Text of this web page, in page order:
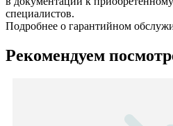
специалистов.
Подробнее о гарантийном
Рекомендуем